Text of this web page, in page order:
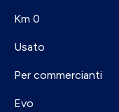
Km 0
Usato
Per commercianti
Evo